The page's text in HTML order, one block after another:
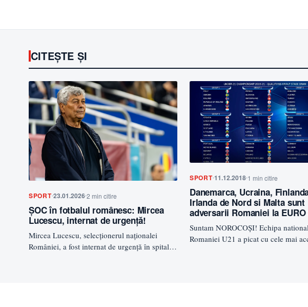
CITEȘTE ȘI
SPORT23.01.2026 2 min citire
ȘOC în fotbalul românesc: Mircea
Lucescu, internat de urgență!
Mircea Lucescu, selecționerul naționalei
României, a fost internat de urgență în spital,
SPORT11.12.20181 min citire
Danemarca, Ucraina,
Irlanda de Nord si Malta sunt
adversarii Romaniei la EURO
Suntam NOROCOȘI! Echipa
Romaniei U21 a picat cu cele mai